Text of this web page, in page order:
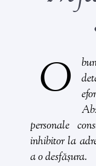
O
personale
inhibitor la
a o desfășura.